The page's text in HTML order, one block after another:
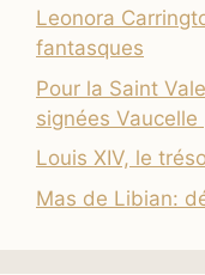
Leonora
fantasques
Pour la Saint
signées Vaucelle
Louis XIV, le
Mas de Libian: